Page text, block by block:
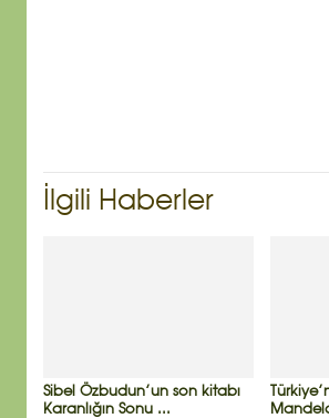
İlgili Haberler
Sibel Özbudun’un son kitabı
Karanlığın Sonu ...